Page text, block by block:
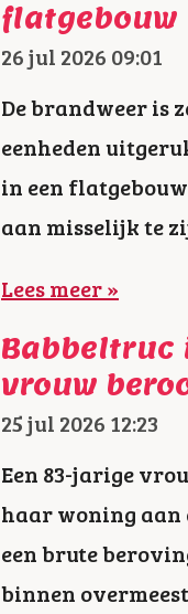
flatgebouw
26 jul 2026 09:01
De brandweer is
eenheden
in een
aan misselijk te
Lees meer »
Babbeltruc
vrouw
25 jul 2026 12:23
Een 83-jarige
haar woning
een brute
binnen